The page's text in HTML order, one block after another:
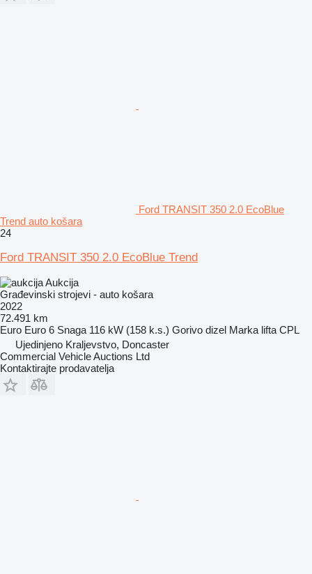
Ford TRANSIT 350 2.0 EcoBlue
Trend auto košara
24
Ford TRANSIT 350 2.0 EcoBlue Trend
Aukcija
Građevinski strojevi - auto košara
2022
72.491 km
Euro Euro 6 Snaga 116 kW (158 k.s.) Gorivo dizel Marka lifta CPL
Ujedinjeno Kraljevstvo, Doncaster
Commercial Vehicle Auctions Ltd
Kontaktirajte prodavatelja